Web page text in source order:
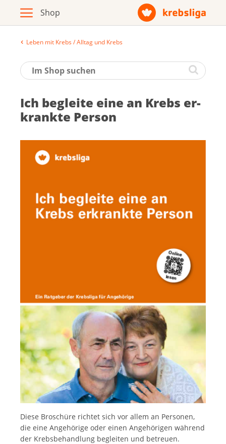
Archiv
Broschüren / Infomaterial
Produkte
Zur Krebsliga-Webseite
Deutsch
Leben mit Krebs / Alltag und Krebs
Ich be­glei­te ei­ne an Krebs er­
krank­te Per­son
Diese Broschüre richtet sich vor allem an Personen,
die eine Angehörige oder einen Angehörigen während
der Krebsbehandlung begleiten und betreuen.